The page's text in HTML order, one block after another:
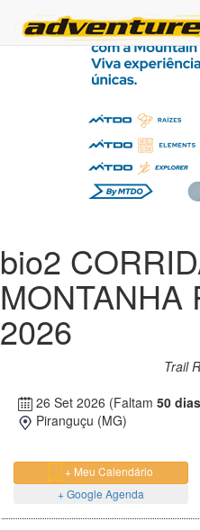
bio2
MONTANHA
2026
Trail
26 Set 2026 (Faltam 50 dias
Piranguçu (MG)
+ Meu Calendário
+ Google Agenda